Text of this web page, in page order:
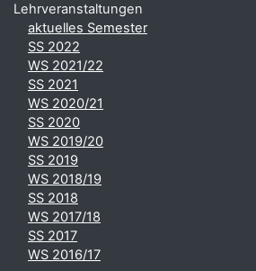
Lehrveranstaltungen
aktuelles Semester
SS 2022
WS 2021/22
SS 2021
WS 2020/21
SS 2020
WS 2019/20
SS 2019
WS 2018/19
SS 2018
WS 2017/18
SS 2017
WS 2016/17